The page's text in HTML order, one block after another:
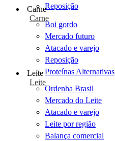
Reposição
Carne
Carne
Boi gordo
Mercado futuro
Atacado e varejo
Reposição
Proteínas Alternativas
Leite
Leite
Ordenha Brasil
Mercado do Leite
Atacado e varejo
Leite por região
Balança comercial